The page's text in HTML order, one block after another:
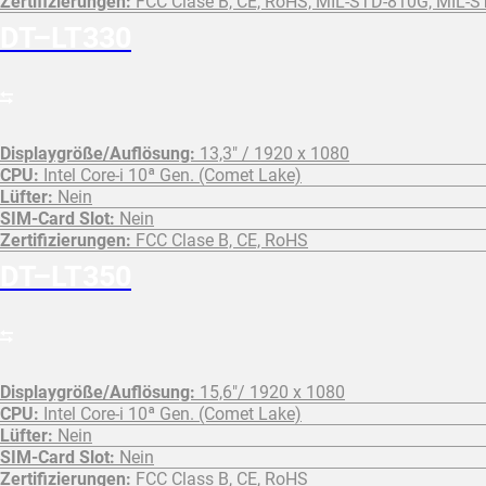
Displaygröße/Auflösung: 13,3" / 1920 x 1080
CPU: Intel Core-i 10ª Gen. (Comet Lake)
Lüfter: Nein
SIM-Card Slot: Nein
Zertifizierungen: FCC Clase B, CE, RoHS
Displaygröße/Auflösung: 15,6"/ 1920 x 1080
CPU: Intel Core-i 10ª Gen. (Comet Lake)
Lüfter: Nein
SIM-Card Slot: Nein
Zertifizierungen: FCC Class B, CE, RoHS